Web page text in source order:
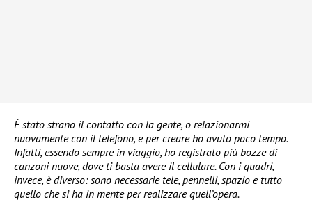
È stato strano il contatto con la gente, o relazionarmi
nuovamente con il telefono, e per creare ho avuto poco tempo.
Infatti, essendo sempre in viaggio, ho registrato più bozze di
canzoni nuove, dove ti basta avere il cellulare. Con i quadri,
invece, è diverso: sono necessarie tele, pennelli, spazio e tutto
quello che si ha in mente per realizzare quell’opera.